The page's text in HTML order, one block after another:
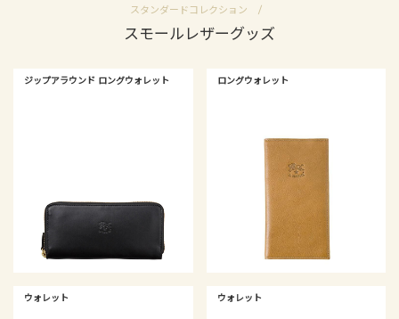
スタンダードコレクション
スモールレザーグッズ
ジップアラウンド ロングウォレット ロングウォレット
ウォレット ウォレット